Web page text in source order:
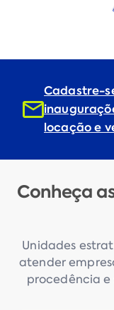
Cadastre-
locação e
Conheça
Unidades
atender
procedência